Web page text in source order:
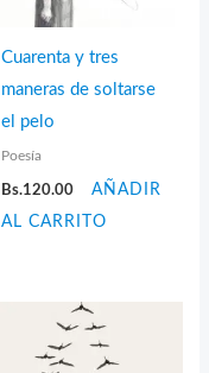
Cuarenta y tres
maneras de soltarse
el pelo
Poesía
Bs.120.00
AÑADIR
AL CARRITO